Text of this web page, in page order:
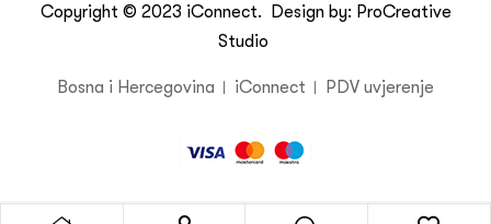
Copyright © 2023 iConnect. Design by: ProCreative
Studio
Bosna i Hercegovina iConnect PDV uvjerenje